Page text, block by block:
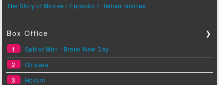
The Story of Movies - Episodio 4: Italian families
Box Office ❯
1
Spider-Man - Brand New Day
2
Odissea
3
Hokum